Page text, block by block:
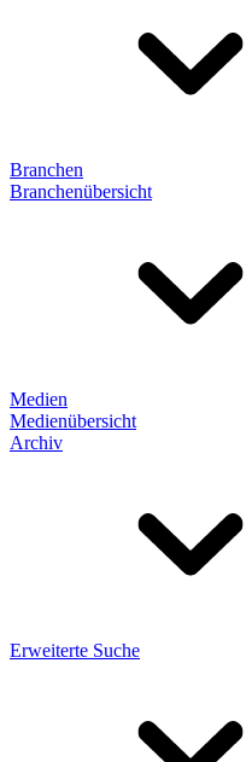
Branchen
Branchenübersicht
Medien
Medienübersicht
Archiv
Erweiterte Suche